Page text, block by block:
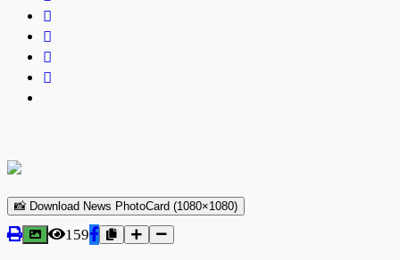
📸 Download News PhotoCard (1080×1080)
159